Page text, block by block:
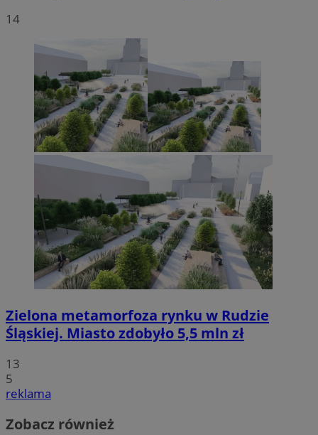
14
Zielona metamorfoza rynku w Rudzie
Śląskiej. Miasto zdobyło 5,5 mln zł
13
5
reklama
Zobacz również